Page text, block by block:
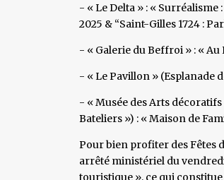
- « Le Delta » : «
2025 & “Saint-Gilles 1724 :
- « Galerie du Beffroi » : « Au
- « Le Pavillon » (Esplanade
- « Musée des Arts
Bateliers ») : « Maison de
Pour bien profiter des Fêtes
arrêté ministériel du
touristique », ce qui